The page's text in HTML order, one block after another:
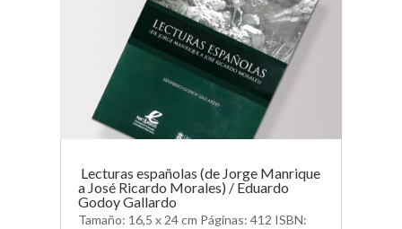
Lecturas españolas (de Jorge Manrique
a José Ricardo Morales) / Eduardo
Godoy Gallardo
Tamaño: 16,5 x 24 cm Páginas: 412 ISBN: